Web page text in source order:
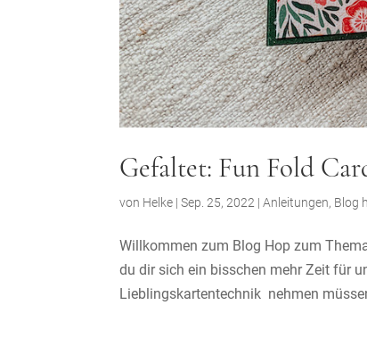
Gefaltet: Fun Fold
von Helke |Sep. 25, 2022 |Anleitungen, Blog
Willkommen zum Blog Hop zum
du dir sich ein bisschen mehr Zeit für
Lieblingskartentechnik nehmen